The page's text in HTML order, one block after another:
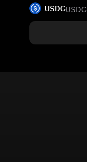
USDCUSDC